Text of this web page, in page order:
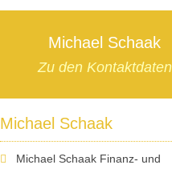
Michael Schaak
Zu den Kontaktdaten
Michael Schaak
Michael Schaak Finanz- und